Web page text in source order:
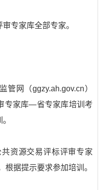
专家库全部专家。
管网（ggzy.ah.gov.cn）
专家库—省专家库培训考
资源交易评标评审专家
据提示要求参加培训。